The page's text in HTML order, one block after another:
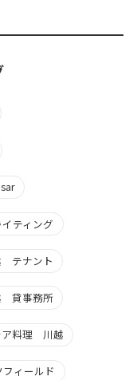
イティング
テナント
貸事務所
ア料理 川越
ィールド